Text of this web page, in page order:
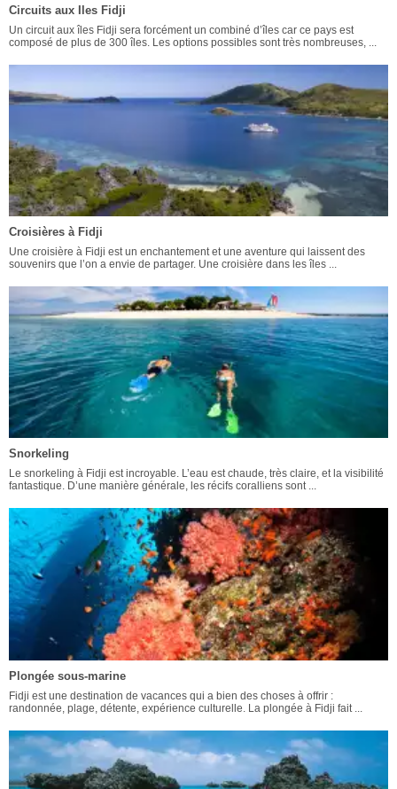
Circuits aux Iles Fidji
Un circuit aux îles Fidji sera forcément un combiné d’îles car ce pays est
composé de plus de 300 îles. Les options possibles sont très nombreuses, ...
Croisières à Fidji
Une croisière à Fidji est un enchantement et une aventure qui laissent des
souvenirs que l’on a envie de partager. Une croisière dans les îles ...
Snorkeling
Le snorkeling à Fidji est incroyable. L’eau est chaude, très claire, et la visibilité
fantastique. D’une manière générale, les récifs coralliens sont ...
Plongée sous-marine
Fidji est une destination de vacances qui a bien des choses à offrir :
randonnée, plage, détente, expérience culturelle. La plongée à Fidji fait ...